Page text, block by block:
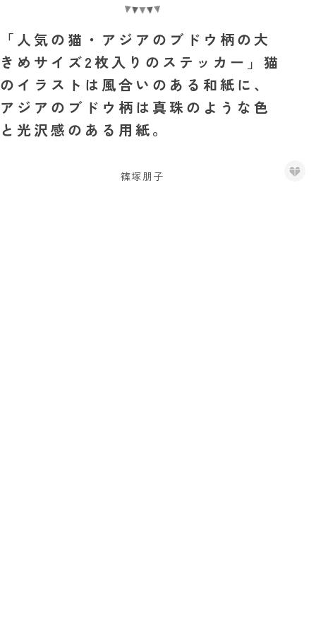
「人気の猫・アジアのブドウ柄の大
きめサイズ2枚入りのステッカー」猫
のイラストは風合いのある和紙に、
アジアのブドウ柄は真珠のような色
と光沢感のある用紙。
篠塚朋子